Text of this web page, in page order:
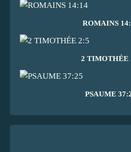
ROMAINS
2 TIMOTHÉE
PSAUME